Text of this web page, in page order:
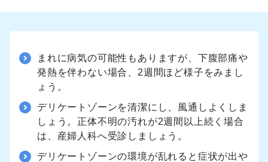
まれに病気の可能性もありますが、下腹部痛や
発熱を伴わない場合、2週間ほど様子をみまし
ょう。
デリケートゾーンを清潔にし、風通しよくしま
しょう。正体不明の汚れが2週間以上続く場合
は、産婦人科へ受診しましょう。
デリケートゾーンの環境が乱れると症状が出や